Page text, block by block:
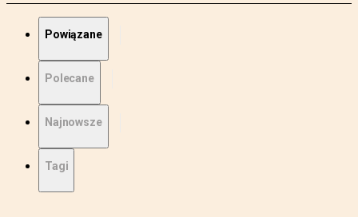
Powiązane
Polecane
Najnowsze
Tagi